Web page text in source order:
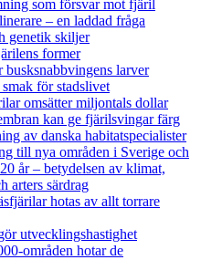
som försvar mot fjäril
– en laddad fråga
genetik skiljer
former
larver
för stadslivet
omsätter miljontals dollar
kan ge fjärilsvingar färg
av danska habitatspecialister
till nya områden i Sverige och
år– betydelsen av klimat,
arters särdrag
hotas av allt torrare
utvecklingshastighet
områden hotar de